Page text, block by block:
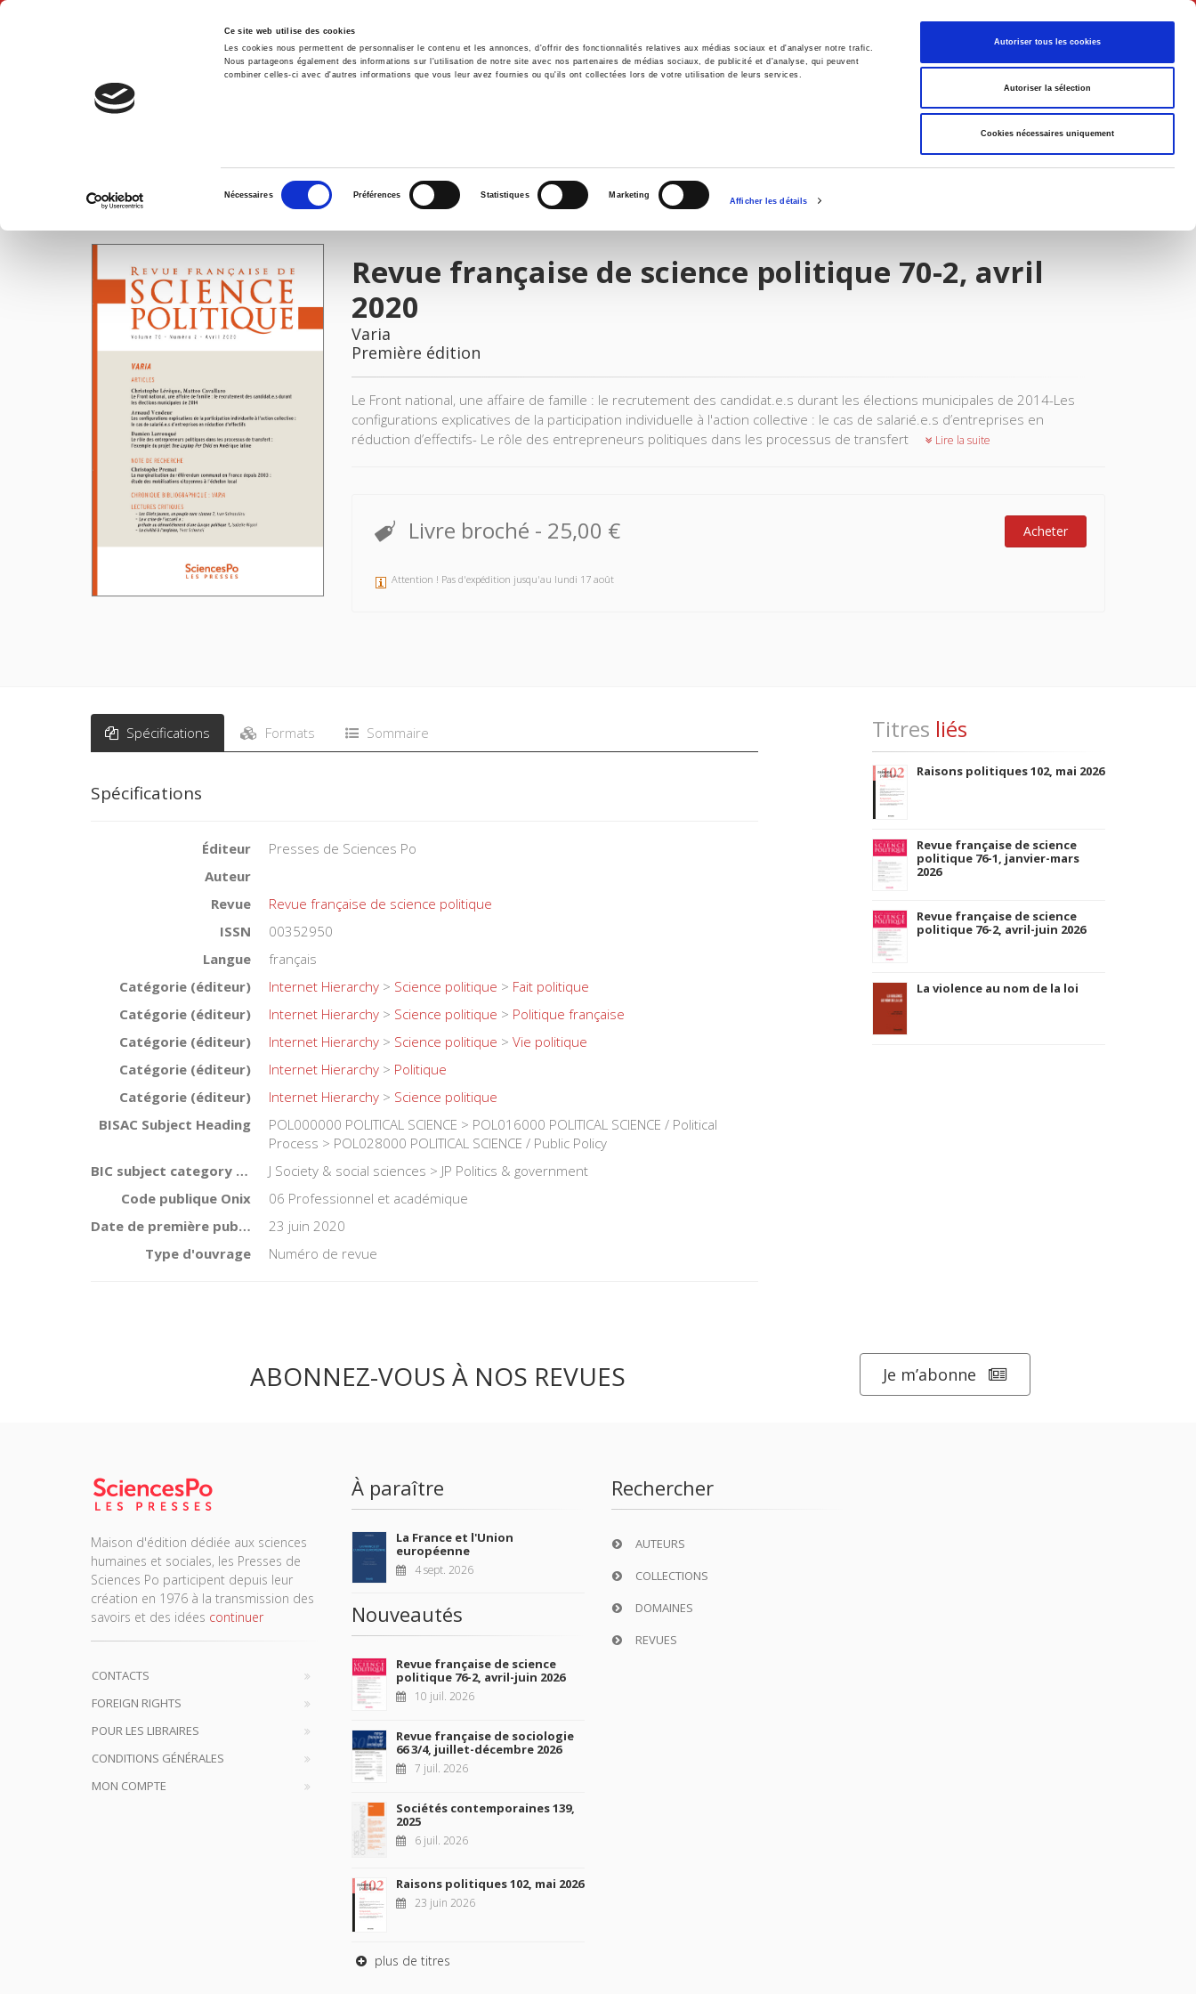
Ce site web utilise des cookies
Les cookies nous permettent de personnaliser le contenu et les annonces, d'offrir des fonctionnalités relatives aux médias sociaux et d'analyser notre trafic.
Nous partageons également des informations sur l'utilisation de notre site avec nos partenaires de médias sociaux, de publicité et d'analyse, qui peuvent
combiner celles-ci avec d'autres informations que vous leur avez fournies ou qu'ils ont collectées lors de votre utilisation de leurs services.
consentement
Nécessaires Préférences Statistiques Marketing
Afficher les détails
Autoriser tous les cookies
Autoriser la sélection
Cookies nécessaires uniquement
Français
Accueil Environnement Histoire International
IMAGES
Revue française de science politique 70-2, avril
2020
Varia
Première édition
Le Front national, une affaire de famille : le recrutement des candidat.e.s durant les élections municipales de 2014-Les
configurations explicatives de la participation individuelle à l'action collective : le cas de salarié.e.s d’entreprises en
réduction d’effectifs- Le rôle des entrepreneurs politiques dans les processus de transfert
Lire la suite
Livre broché - 25,00 € Acheter
Attention ! Pas d'expédition jusqu'au lundi 17 août
Spécifications Formats Sommaire
Spécifications
Éditeur
Presses de Sciences Po
Auteur
Revue
Revue française de science politique
ISSN
00352950
Langue
français
Catégorie (éditeur)
Internet Hierarchy > Science politique > Fait politique
Catégorie (éditeur)
Internet Hierarchy > Science politique > Politique française
Catégorie (éditeur)
Internet Hierarchy > Science politique > Vie politique
Catégorie (éditeur)
Internet Hierarchy > Politique
Catégorie (éditeur)
Internet Hierarchy > Science politique
BISAC Subject Heading
POL000000 POLITICAL SCIENCE > POL016000 POLITICAL SCIENCE / Political
Process > POL028000 POLITICAL SCIENCE / Public Policy
BIC subject category (UK)
J Society & social sciences > JP Politics & government
Code publique Onix
06 Professionnel et académique
Date de première publication du titre
23 juin 2020
Type d'ouvrage
Numéro de revue
Titres liés
Raisons politiques 102, mai 2026
Revue française de science
politique 76-1, janvier-mars
2026
Revue française de science
politique 76-2, avril-juin 2026
La violence au nom de la loi
ABONNEZ-VOUS À NOS REVUES Je m’abonne
Maison d'édition dédiée aux sciences
humaines et sociales, les Presses de
Sciences Po participent depuis leur
création en 1976 à la transmission des
savoirs et des idées continuer
CONTACTS
FOREIGN RIGHTS
POUR LES LIBRAIRES
CONDITIONS GÉNÉRALES
MON COMPTE
À paraître
La France et l'Union
européenne
4 sept. 2026
Nouveautés
Revue française de science
politique 76-2, avril-juin 2026
10 juil. 2026
Revue française de sociologie
66 3/4, juillet-décembre 2026
7 juil. 2026
Sociétés contemporaines 139,
2025
6 juil. 2026
Raisons politiques 102, mai 2026
23 juin 2026
plus de titres
Rechercher
AUTEURS
COLLECTIONS
DOMAINES
REVUES